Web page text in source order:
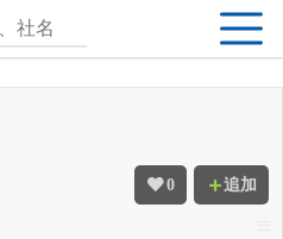
0 追加